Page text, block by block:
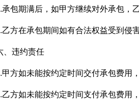
承包期满后，如甲方继续对外承包，
乙方在承包期间如有合法权益受到侵
、违约责任
甲方如未能按约定时间交付承包费用
乙方如未能按约定时间支付承包费用